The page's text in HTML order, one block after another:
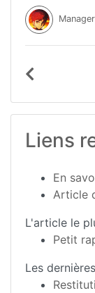
Manager
Liens
En
Article
L'article le
Petit
Les